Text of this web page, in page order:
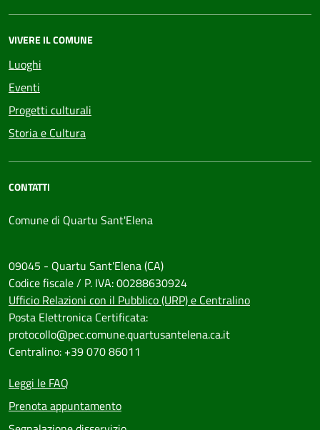
VIVERE IL COMUNE
Luoghi
Eventi
Progetti culturali
Storia e Cultura
CONTATTI
Comune di Quartu Sant'Elena
09045 - Quartu Sant'Elena (CA)
Codice fiscale / P. IVA: 00288630924
Ufficio Relazioni con il Pubblico (URP) e Centralino
Posta Elettronica Certificata:
protocollo@pec.comune.quartusantelena.ca.it
Centralino: +39 070 86011
Leggi le FAQ
Prenota appuntamento